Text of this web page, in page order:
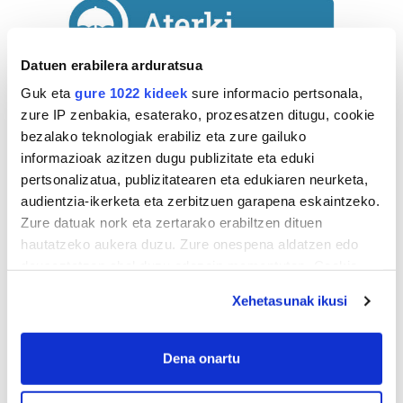
Datuen erabilera arduratsua
Guk eta gure 1022 kideek sure informacio pertsonala,
zure IP zenbakia, esaterako, prozesatzen ditugu, cookie
bezalako teknologiak erabiliz eta zure gailuko
informazioak azitzen dugu publizitate eta eduki
pertsonalizatua, publizitatearen eta edukiaren neurketa,
audientzia-ikerketa eta zerbitzuen garapena eskaintzeko.
Zure datuak nork eta zertarako erabiltzen dituen
hautatzeko aukera duzu. Zure onespena aldatzen edo
If you allow, we would also like to:
Collect information about your geographical
Xehetasunak ikusi
Dena onartu
Astekaria
Naturak bere
Artikutzako
urtegian